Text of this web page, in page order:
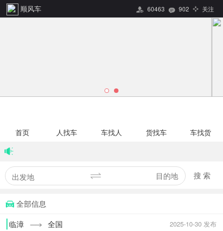
顺风车 60463 902 关注
首页 人找车 车找人 货找车 车找货
搜 索
全部信息
临漳
全国 2025-10-30 发布